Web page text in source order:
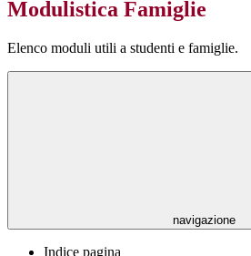
Modulistica Famiglie
Elenco moduli utili a studenti e famiglie.
navigazione
Indice pagina